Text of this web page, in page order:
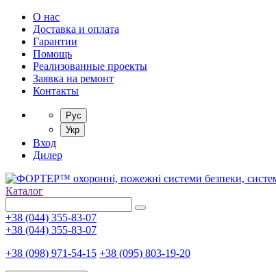
О нас
Доставка и оплата
Гарантии
Помощь
Реализованные проекты
Заявка на ремонт
Контакты
Рус
Укр
Вход
Дилер
Каталог
+38 (044) 355-83-07
+38 (044) 355-83-07
+38 (098) 971-54-15 +38 (095) 803-19-20